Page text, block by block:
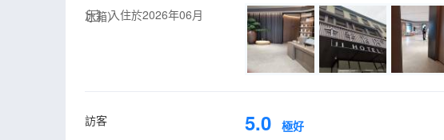
冰箱）入住於2026年06月
訪客
5.0 極好